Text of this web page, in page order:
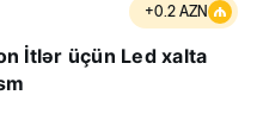
+0.2 AZN
İtlər üçün Led xalta